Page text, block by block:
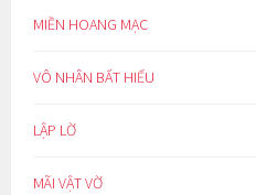
MIỀN HOANG MẠC
VÔ NHÂN BẤT HIẾU
LẬP LỜ
MÃI VẬT VỜ